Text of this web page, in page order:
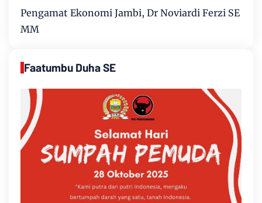
Pengamat Ekonomi Jambi, Dr Noviardi Ferzi SE
MM
Faatumbu Duha SE